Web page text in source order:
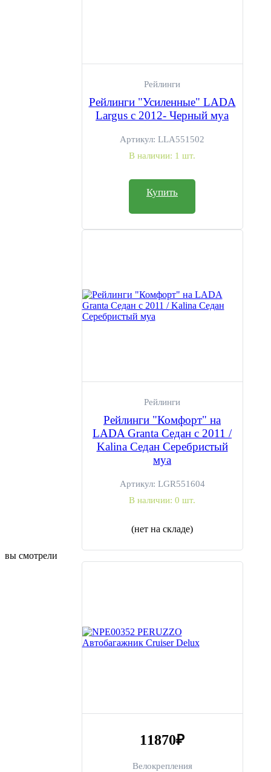
Рейлинги
Рейлинги "Усиленные" LADA
Largus c 2012- Черный муа
Артикул: LLA551502
В наличии: 1 шт.
Купить
Рейлинги
Рейлинги "Комфорт" на
LADA Granta Седан с 2011 /
Kalina Седан Серебристый
муа
Артикул: LGR551604
В наличии: 0 шт.
(нет на складе)
вы смотрели
11870₽
Велокрепления